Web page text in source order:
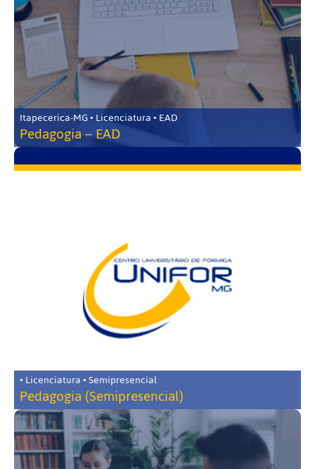
Itapecerica-MG • Licenciatura • EAD
Pedagogia – EAD
• Licenciatura • Semipresencial
Pedagogia (Semipresencial)